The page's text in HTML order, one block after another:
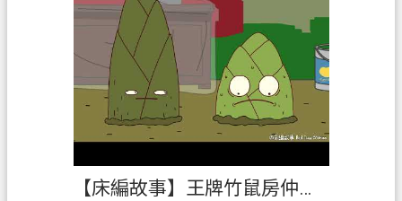
一次測量由專技人士轉繪或簽證，
應檢附規定格式電子檔ü建物位置圖
應申請地所實測或檢附專技人士簽
證之「建物地籍測繪資料」
【床編故事】王牌竹鼠房仲！不動產銷售委託要注意！